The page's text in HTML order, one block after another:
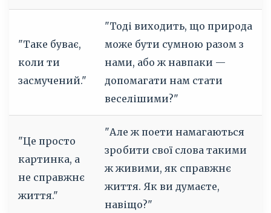
"Таке буває,
коли ти
засмучений."
"Тоді виходить, що природа
може бути сумною разом з
нами, або ж навпаки —
допомагати нам стати
веселішими?"
"Це просто
картинка, а
не справжнє
життя."
"Але ж поети намагаються
зробити свої слова такими
ж живими, як справжнє
життя. Як ви думаєте,
навіщо?"